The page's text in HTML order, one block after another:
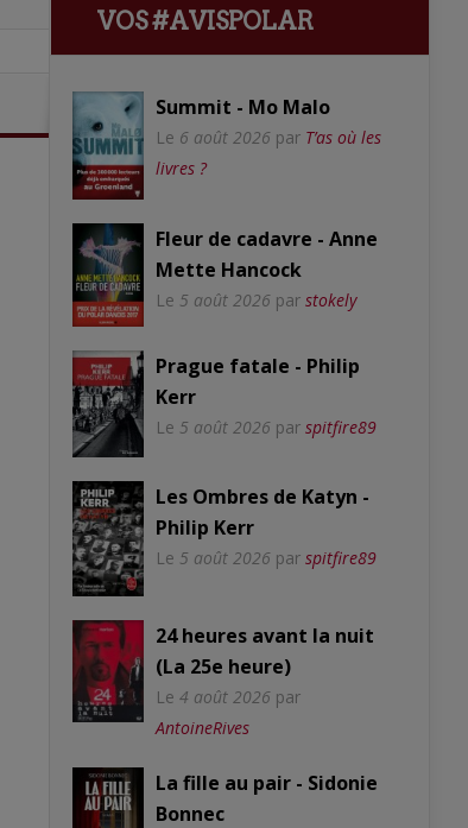
VOS #AVISPOLAR
Summit - Mo Malo
Le 6 août 2026 par T’as où les
livres ?
Fleur de cadavre - Anne
Mette Hancock
Le 5 août 2026 par stokely
Prague fatale - Philip
Kerr
Le 5 août 2026 par spitfire89
Les Ombres de Katyn -
Philip Kerr
Le 5 août 2026 par spitfire89
24 heures avant la nuit
(La 25e heure)
Le 4 août 2026 par
AntoineRives
La fille au pair - Sidonie
Bonnec